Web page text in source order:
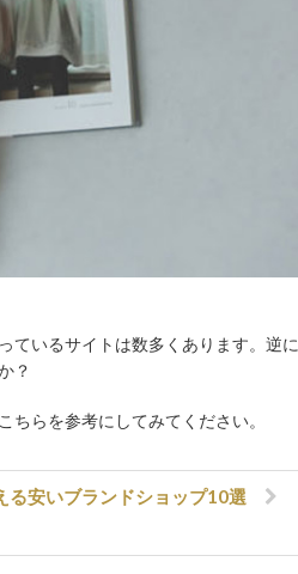
ているサイトは数多くあります。逆に
？
らを参考にしてみてください。
る安いブランドショップ10選